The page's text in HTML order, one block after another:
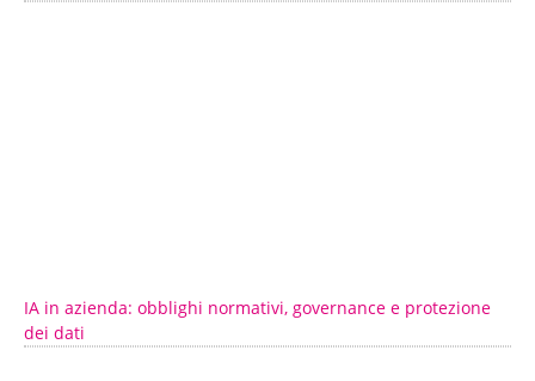
IA in azienda: obblighi normativi, governance e protezione
dei dati